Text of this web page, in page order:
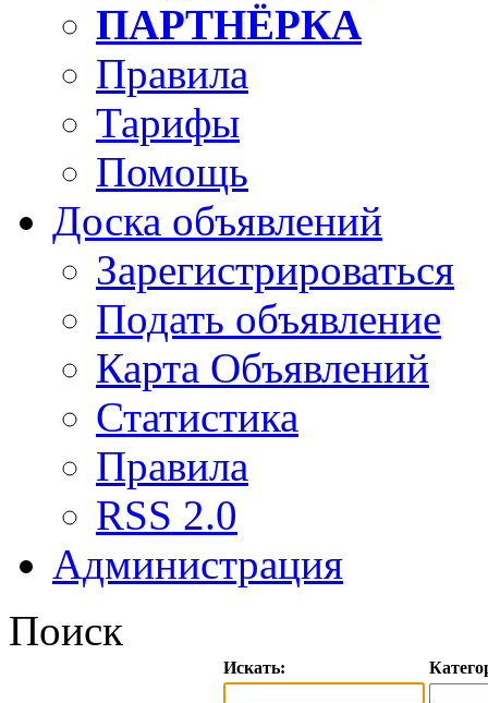
ПАРТНЁРКА
Правила
Тарифы
Помощь
Доска объявлений
Зарегистрироваться
Подать объявление
Карта Объявлений
Статистика
Правила
RSS 2.0
Администрация
Поиск
Искать: